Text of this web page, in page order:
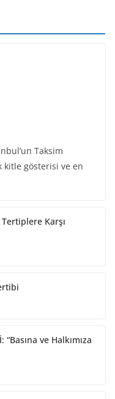
Taksim
kitle gösterisi ve en
Karşı
“Basına ve Halkımıza